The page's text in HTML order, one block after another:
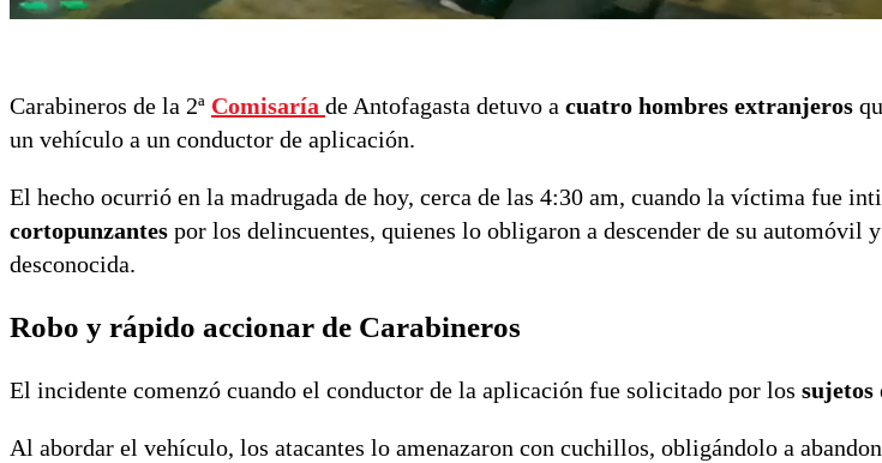
Carabineros de la 2ª Comisaría de Antofagasta detuvo a cuatro hombres extranjeros
un vehículo a un conductor de aplicación.
El hecho ocurrió en la madrugada de hoy, cerca de las 4:30 am, cuando la víctima fue
cortopunzantes por los delincuentes, quienes lo obligaron a descender de su automóvil
desconocida.
Robo y rápido accionar de Carabineros
El incidente comenzó cuando el conductor de la aplicación fue solicitado por los sujetos
Al abordar el vehículo, los atacantes lo amenazaron con cuchillos, obligándolo a